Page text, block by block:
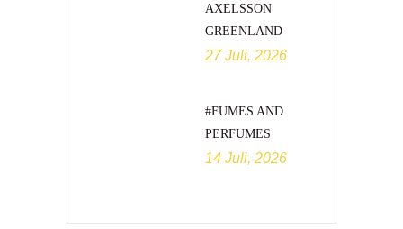
AXELSSON
GREENLAND
27 Juli, 2026
#FUMES AND
PERFUMES
14 Juli, 2026